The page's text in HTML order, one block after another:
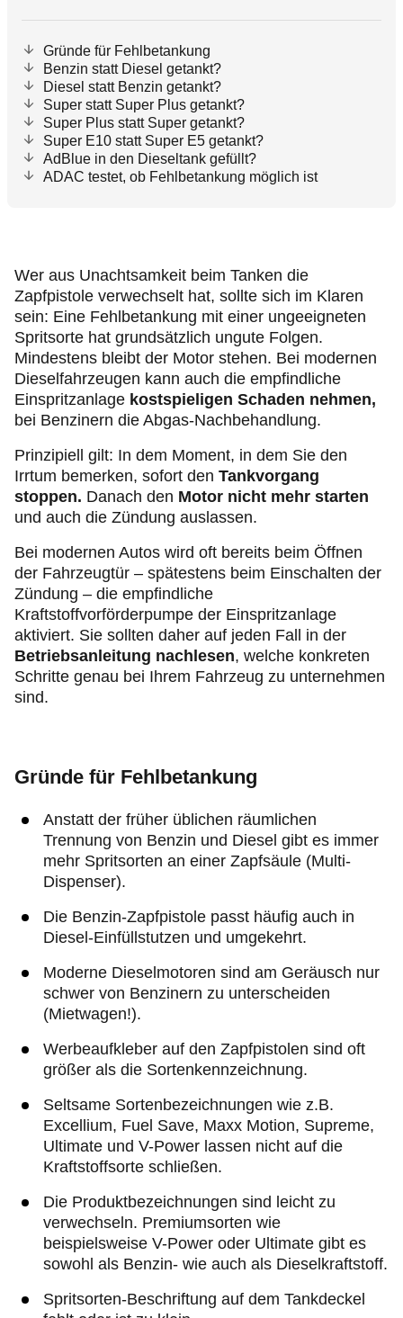
Gründe für Fehlbetankung
Benzin statt Diesel getankt?
Diesel statt Benzin getankt?
Super statt Super Plus getankt?
Super Plus statt Super getankt?
Super E10 statt Super E5 getankt?
AdBlue in den Dieseltank gefüllt?
ADAC testet, ob Fehlbetankung möglich ist
Wer aus Unachtsamkeit beim Tanken die
Zapfpistole verwechselt hat, sollte sich im Klaren
sein: Eine Fehlbetankung mit einer ungeeigneten
Spritsorte hat grundsätzlich ungute Folgen.
Mindestens bleibt der Motor stehen. Bei modernen
Dieselfahrzeugen kann auch die empfindliche
Einspritzanlage kostspieligen Schaden nehmen,
bei Benzinern die Abgas-Nachbehandlung.
Prinzipiell gilt: In dem Moment, in dem Sie den
Irrtum bemerken, sofort den Tankvorgang
stoppen. Danach den Motor nicht mehr starten
und auch die Zündung auslassen.
Bei modernen Autos wird oft bereits beim Öffnen
der Fahrzeugtür – spätestens beim Einschalten der
Zündung – die empfindliche
Kraftstoffvorförderpumpe der Einspritzanlage
aktiviert. Sie sollten daher auf jeden Fall in der
Betriebsanleitung nachlesen, welche konkreten
Schritte genau bei Ihrem Fahrzeug zu unternehmen
sind.
Gründe für Fehlbetankung
Anstatt der früher üblichen räumlichen
Trennung von Benzin und Diesel gibt es immer
mehr Spritsorten an einer Zapfsäule (Multi-
Dispenser).
Die Benzin-Zapfpistole passt häufig auch in
Diesel-Einfüllstutzen und umgekehrt.
Moderne Dieselmotoren sind am Geräusch nur
schwer von Benzinern zu unterscheiden
(Mietwagen!).
Werbeaufkleber auf den Zapfpistolen sind oft
größer als die Sortenkennzeichnung.
Seltsame Sortenbezeichnungen wie z.B.
Excellium, Fuel Save, Maxx Motion, Supreme,
Ultimate und V-Power lassen nicht auf die
Kraftstoffsorte schließen.
Die Produktbezeichnungen sind leicht zu
verwechseln. Premiumsorten wie
beispielsweise V-Power oder Ultimate gibt es
sowohl als Benzin- wie auch als Dieselkraftstoff.
Spritsorten-Beschriftung auf dem Tankdeckel